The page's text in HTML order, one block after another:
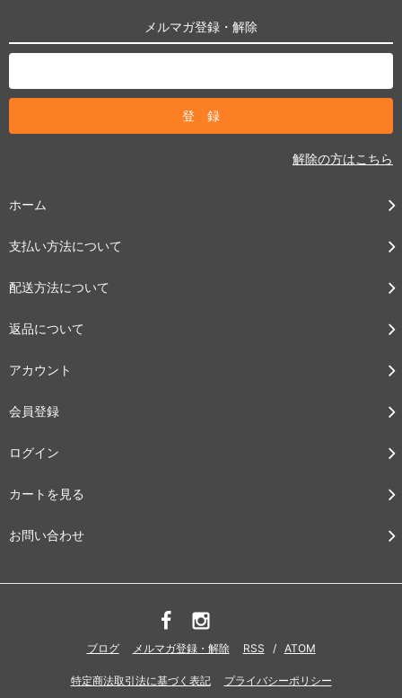
メルマガ登録・解除
解除の方はこちら
ホーム
支払い方法について
配送方法について
返品について
アカウント
会員登録
ログイン
カートを見る
お問い合わせ
ブログ メルマガ登録・解除 RSS / ATOM
特定商法取引法に基づく表記 プライバシーポリシー